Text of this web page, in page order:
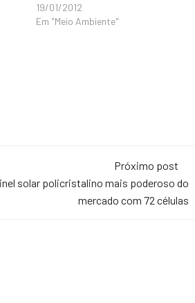
19/01/2012
Em "Meio Ambiente"
Próximo post
solar policristalino mais poderoso do
mercado com 72 células